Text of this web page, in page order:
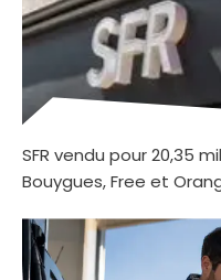
SFR vendu pour 20,35
Bouygues, Free et